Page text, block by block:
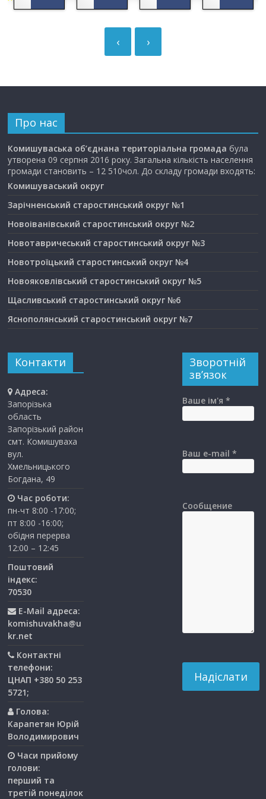
›
‹
Про нас
Комишуваська об’єднана територіальна громада була
утворена 09 серпня 2016 року. Загальна кількість населення
громади становить – 12 510чол. До складу громади входять:
Комишуваський округ
Зарічненський старостинський округ №1
Новоіванівський старостинський округ №2
Новотавричеський старостинський округ №3
Новотроїцький старостинський округ №4
Новояковлівський старостинський округ №5
Щасливський старостинський округ №6
Яснополянський старостинський округ №7
Контакти
Адреса:
Запорізька
область
Запорізький район
смт. Комишуваха
вул.
Хмельницького
Богдана, 49
Час роботи:
пн-чт 8:00 -17:00;
пт 8:00 -16:00;
обідня перерва
12:00 – 12:45
Поштовий
індекс:
70530
E-Mail адреса:
komishuvakha@u
kr.net
Контактні
телефони:
ЦНАП +380 50 253
5721;
Голова:
Карапетян Юрій
Володимирович
Часи прийому
голови:
перший та
третiй понедiлок
Зворотній
зв’язок
Ваше ім'я *
Ваш e-mail *
Сообщение